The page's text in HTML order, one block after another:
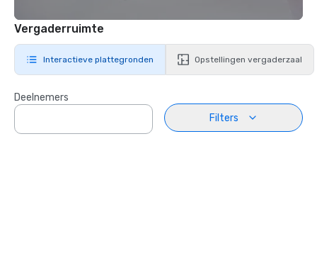
Vergaderruimte
Interactieve plattegronden Opstellingen vergaderzaal
Deelnemers
Filters